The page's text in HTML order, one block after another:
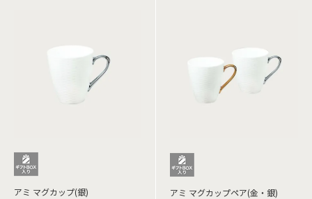
アミ マグカップ(銀)
アミ マグカップペア(金・銀)